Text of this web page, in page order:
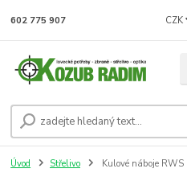
CZK
602 775 907
Úvod Střelivo Kulové náboje